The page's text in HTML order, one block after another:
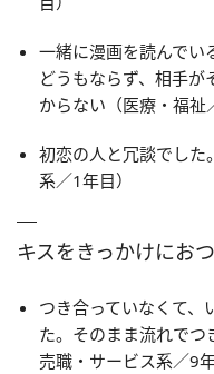
一緒に漫画を読んでい
どうもならず、相手が
からない（医療・福祉
初恋の人と冗談でした
系／1年目）
キスをきっかけにお
つき合っていなくて、
た。そのまま流れでつ
売職・サービス系／9年